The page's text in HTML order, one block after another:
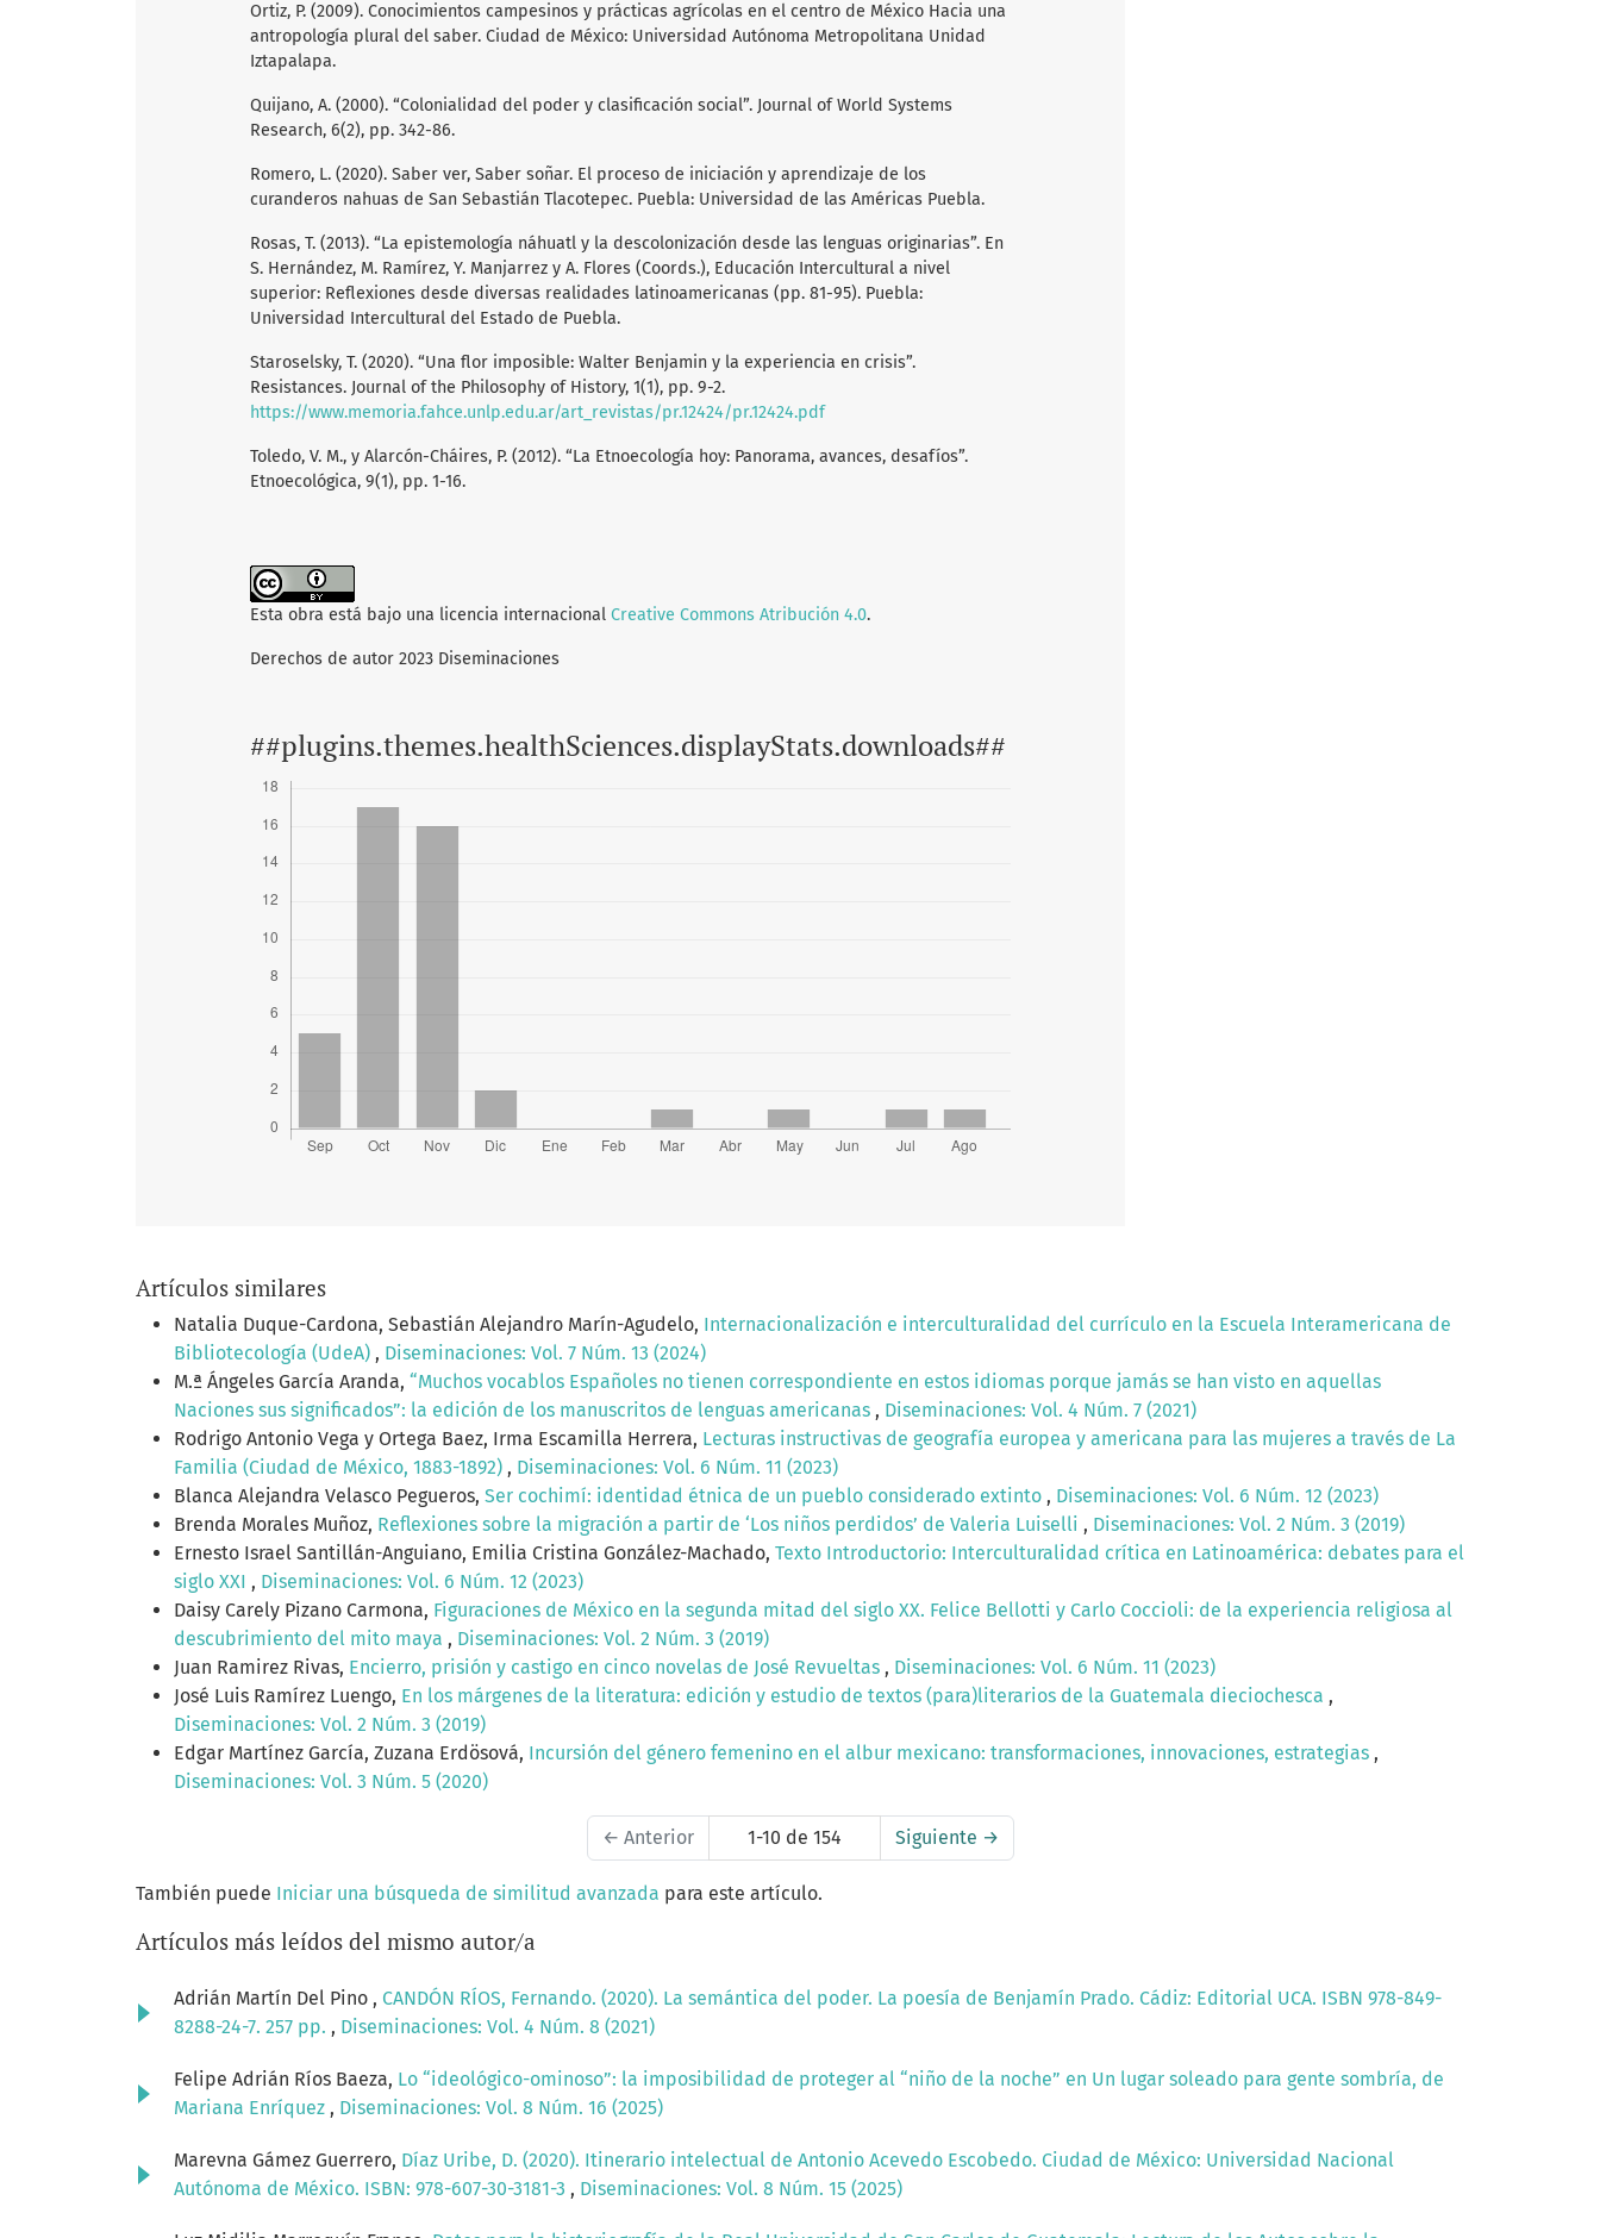
Ortiz, P. (2009). Conocimientos campesinos y prácticas agrícolas en el centro de México Hacia una
antropología plural del saber. Ciudad de México: Universidad Autónoma Metropolitana Unidad
Iztapalapa.
Quijano, A. (2000). “Colonialidad del poder y clasificación social”. Journal of World Systems
Research, 6(2), pp. 342-86.
Romero, L. (2020). Saber ver, Saber soñar. El proceso de iniciación y aprendizaje de los
curanderos nahuas de San Sebastián Tlacotepec. Puebla: Universidad de las Américas Puebla.
Rosas, T. (2013). “La epistemología náhuatl y la descolonización desde las lenguas originarias”. En
S. Hernández, M. Ramírez, Y. Manjarrez y A. Flores (Coords.), Educación Intercultural a nivel
superior: Reflexiones desde diversas realidades latinoamericanas (pp. 81-95). Puebla:
Universidad Intercultural del Estado de Puebla.
Staroselsky, T. (2020). “Una flor imposible: Walter Benjamin y la experiencia en crisis”.
Resistances. Journal of the Philosophy of History, 1(1), pp. 9-2.
https://www.memoria.fahce.unlp.edu.ar/art_revistas/pr.12424/pr.12424.pdf
Toledo, V. M., y Alarcón-Cháires, P. (2012). “La Etnoecología hoy: Panorama, avances, desafíos”.
Etnoecológica, 9(1), pp. 1-16.
Esta obra está bajo una licencia internacional Creative Commons Atribución 4.0.
Derechos de autor 2023 Diseminaciones
##plugins.themes.healthSciences.displayStats.downloads##
Artículos similares
Natalia Duque-Cardona, Sebastián Alejandro Marín-Agudelo, Internacionalización e interculturalidad del currículo en la Escuela Interamericana de
Bibliotecología (UdeA) , Diseminaciones: Vol. 7 Núm. 13 (2024)
M.ª Ángeles García Aranda, “Muchos vocablos Españoles no tienen correspondiente en estos idiomas porque jamás se han visto en aquellas
Naciones sus significados”: la edición de los manuscritos de lenguas americanas , Diseminaciones: Vol. 4 Núm. 7 (2021)
Rodrigo Antonio Vega y Ortega Baez, Irma Escamilla Herrera, Lecturas instructivas de geografía europea y americana para las mujeres a través de La
Familia (Ciudad de México, 1883-1892) , Diseminaciones: Vol. 6 Núm. 11 (2023)
Blanca Alejandra Velasco Pegueros, Ser cochimí: identidad étnica de un pueblo considerado extinto , Diseminaciones: Vol. 6 Núm. 12 (2023)
Brenda Morales Muñoz, Reflexiones sobre la migración a partir de ‘Los niños perdidos’ de Valeria Luiselli , Diseminaciones: Vol. 2 Núm. 3 (2019)
Ernesto Israel Santillán-Anguiano, Emilia Cristina González-Machado, Texto Introductorio: Interculturalidad crítica en Latinoamérica: debates para el
siglo XXI , Diseminaciones: Vol. 6 Núm. 12 (2023)
Daisy Carely Pizano Carmona, Figuraciones de México en la segunda mitad del siglo XX. Felice Bellotti y Carlo Coccioli: de la experiencia religiosa al
descubrimiento del mito maya , Diseminaciones: Vol. 2 Núm. 3 (2019)
Juan Ramirez Rivas, Encierro, prisión y castigo en cinco novelas de José Revueltas , Diseminaciones: Vol. 6 Núm. 11 (2023)
José Luis Ramírez Luengo, En los márgenes de la literatura: edición y estudio de textos (para)literarios de la Guatemala dieciochesca ,
Diseminaciones: Vol. 2 Núm. 3 (2019)
Edgar Martínez García, Zuzana Erdösová, Incursión del género femenino en el albur mexicano: transformaciones, innovaciones, estrategias ,
Diseminaciones: Vol. 3 Núm. 5 (2020)
← Anterior 1-10 de 154 Siguiente →
También puede Iniciar una búsqueda de similitud avanzada para este artículo.
Artículos más leídos del mismo autor/a
Adrián Martín Del Pino , CANDÓN RÍOS, Fernando. (2020). La semántica del poder. La poesía de Benjamín Prado. Cádiz: Editorial UCA. ISBN 978-849-
8288-24-7. 257 pp. , Diseminaciones: Vol. 4 Núm. 8 (2021)
Felipe Adrián Ríos Baeza, Lo “ideológico-ominoso”: la imposibilidad de proteger al “niño de la noche” en Un lugar soleado para gente sombría, de
Mariana Enríquez , Diseminaciones: Vol. 8 Núm. 16 (2025)
Marevna Gámez Guerrero, Díaz Uribe, D. (2020). Itinerario intelectual de Antonio Acevedo Escobedo. Ciudad de México: Universidad Nacional
Autónoma de México. ISBN: 978-607-30-3181-3 , Diseminaciones: Vol. 8 Núm. 15 (2025)